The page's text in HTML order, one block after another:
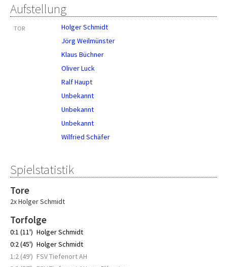
Aufstellung
TOR
Holger Schmidt
Jörg Weilmünster
Klaus Büchner
Oliver Luck
Ralf Haupt
Unbekannt
Unbekannt
Unbekannt
Wilfried Schäfer
Spielstatistik
Tore
2x Holger Schmidt
Torfolge
0:1 (11') Holger Schmidt
0:2 (45') Holger Schmidt
1:2 (49') FSV Tiefenort AH